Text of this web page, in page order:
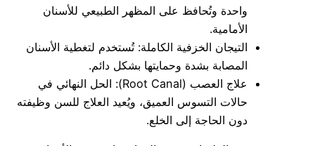
واحدة وتُحافظ على المظهر الطبيعي للأسنان
الأمامية.
التيجان الخزفية الكاملة: تُستخدم لتغطية الأسنان
المصابة بشدة وحمايتها بشكل دائم.
علاج العصب (Root Canal): الحل النهائي في
حالات التسوس العميق، ويُعيد العلاج للسن وظيفته
دون الحاجة إلى الخلع.